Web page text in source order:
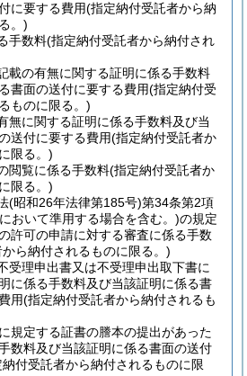
に要する費用(指定納付受託者から納
。)
手数料(指定納付受託者から納付され
載の有無に関する証明に係る手数料
書面の送付に要する費用(指定納付受
ものに限る。)
無に関する証明に係る手数料及び当
送付に要する費用(指定納付受託者か
限る。)
閲覧に係る手数料(指定納付受託者か
限る。)
(昭和26年法律第185号)第34条第2項
おいて準用する場合を含む。)の規定
許可の申請に対する審査に係る手数
ら納付されるものに限る。)
受理申出書又は不受理申出取下書に
に係る手数料及び当該証明に係る書
用(指定納付受託者から納付されるも
規定する証書の謄本の提出があった
数料及び当該証明に係る書面の送付
付受託者から納付されるものに限